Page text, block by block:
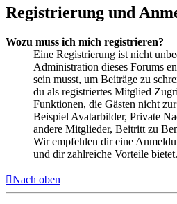
Registrierung und
Wozu muss ich mich registrieren?
Eine Registrierung ist nicht
Administration dieses Forums
sein musst, um Beiträge zu
du als registriertes Mitglied
Funktionen, die Gästen nicht
Beispiel Avatarbilder, Private
andere Mitglieder, Beitritt zu
Wir empfehlen dir eine
und dir zahlreiche Vorteile bietet.
Nach oben